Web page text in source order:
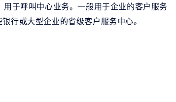
于呼叫中心业务。一般用于企业的客户服务
行或大型企业的省级客户服务中心。